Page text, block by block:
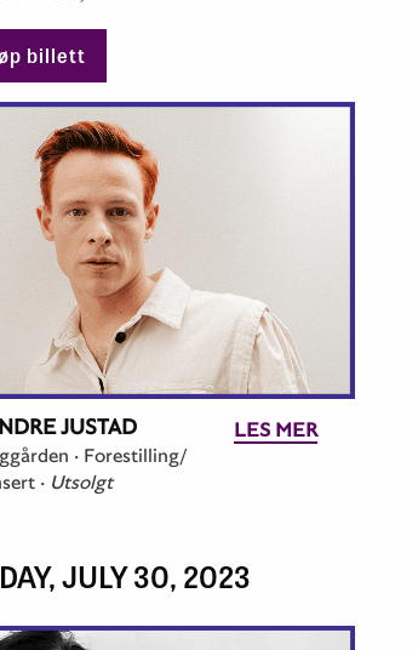
billett
JUSTAD
· Forestilling/
· Utsolgt
LES MER
JULY 30, 2023